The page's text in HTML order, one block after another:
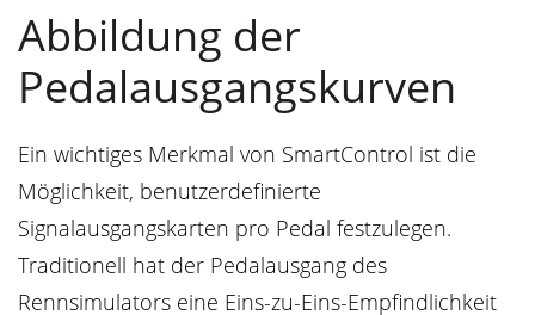
Abbildung der
Pedalausgangskurven
Ein wichtiges Merkmal von SmartControl ist die
Möglichkeit, benutzerdefinierte
Signalausgangskarten pro Pedal festzulegen.
Traditionell hat der Pedalausgang des
Rennsimulators eine Eins-zu-Eins-Empfindlichkeit